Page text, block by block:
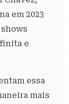
em 2023
e
essa
mais